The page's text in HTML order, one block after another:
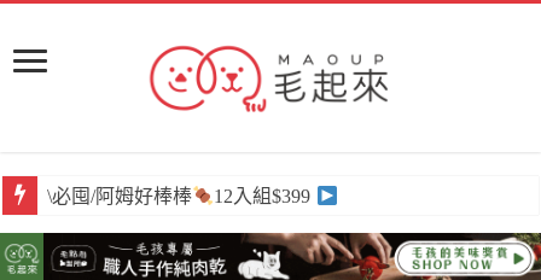
\必囤/阿姆好棒棒 12入組$399